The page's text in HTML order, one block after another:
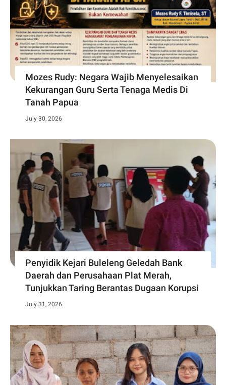
Mozes Rudy: Negara Wajib Menyelesaikan
Kekurangan Guru Serta Tenaga Medis Di
Tanah Papua
July 30, 2026
Penyidik Kejari Buleleng Geledah Bank
Daerah dan Perusahaan Plat Merah,
Tunjukkan Taring Berantas Dugaan Korupsi
July 31, 2026